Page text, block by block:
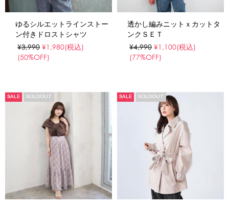
ゆるシルエットラインストー
ン付きドロストシャツ
¥3,990 ¥1,980(税込)
(50%OFF)
透かし編みニットｘカットタ
ンクＳＥＴ
¥4,990 ¥1,100(税込)
(77%OFF)
SALE SOLDOUT SALE SOLDOUT